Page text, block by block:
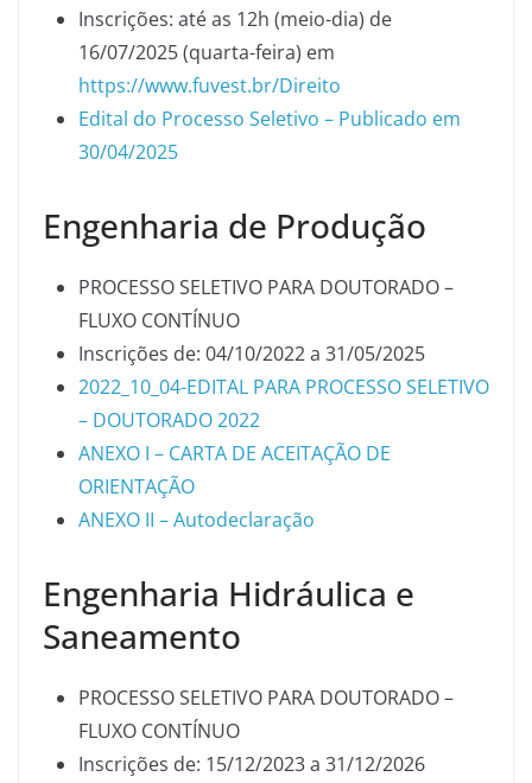
Inscrições: até as 12h (meio-dia) de
16/07/2025 (quarta-feira) em
https://www.fuvest.br/Direito
Edital do Processo Seletivo – Publicado em
30/04/2025
Engenharia de Produção
PROCESSO SELETIVO PARA DOUTORADO –
FLUXO CONTÍNUO
Inscrições de: 04/10/2022 a 31/05/2025
2022_10_04-EDITAL PARA PROCESSO SELETIVO
– DOUTORADO 2022
ANEXO I – CARTA DE ACEITAÇÃO DE
ORIENTAÇÃO
ANEXO II – Autodeclaração
Engenharia Hidráulica e
Saneamento
PROCESSO SELETIVO PARA DOUTORADO –
FLUXO CONTÍNUO
Inscrições de: 15/12/2023 a 31/12/2026